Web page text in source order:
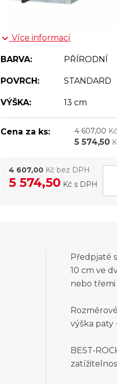
Více informací
BARVA: PŘÍRODNÍ
POVRCH: STANDARD
VÝŠKA: 13 cm
Cena za ks: 4 607,00
5 574,50
4 607,00Kč bez DPH
5 574,50 Kč s DPH
Předpjaté
10 cm ve
nebo
výška paty
BEST-